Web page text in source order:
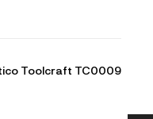
Toolcraft TC0009